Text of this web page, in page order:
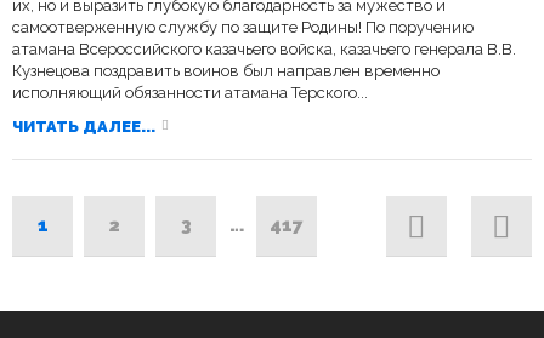
их, но и выразить глубокую благодарность за мужество и
самоотверженную службу по защите Родины! По поручению
атамана Всероссийского казачьего войска, казачьего генерала В.В.
Кузнецова поздравить воинов был направлен временно
исполняющий обязанности атамана Терского...
ЧИТАТЬ ДАЛЕЕ...
1 2 3 … 417